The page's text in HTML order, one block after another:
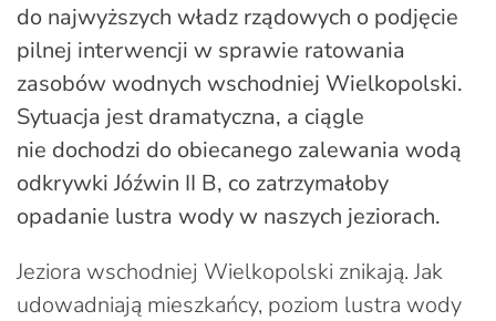
do najwyższych władz rządowych o podjęcie
pilnej interwencji w sprawie ratowania
zasobów wodnych wschodniej Wielkopolski.
Sytuacja jest dramatyczna, a ciągle
nie dochodzi do obiecanego zalewania wodą
odkrywki Jóźwin II B, co zatrzymałoby
opadanie lustra wody w naszych jeziorach.
Jeziora wschodniej Wielkopolski znikają. Jak
udowadniają mieszkańcy, poziom lustra wody